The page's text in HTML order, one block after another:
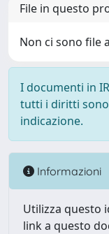
File in questo
Non ci sono file
I documenti in
tutti i diritti
indicazione.
Informazioni
Utilizza questo
link a questo